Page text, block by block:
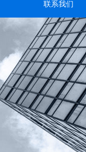
联系我们